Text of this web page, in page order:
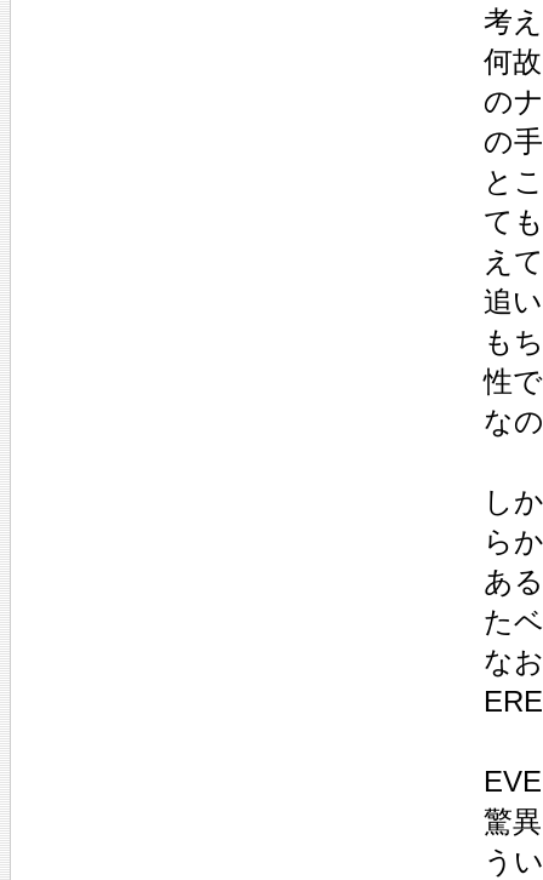
考
何
の
の
と
て
え
追
も
性
な
し
ら
あ
た
な
驚
う